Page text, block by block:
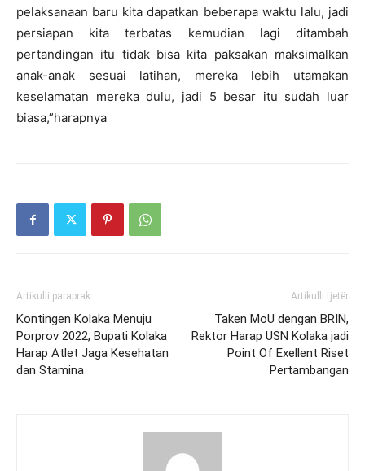
pelaksanaan baru kita dapatkan beberapa waktu lalu, jadi
persiapan kita terbatas kemudian lagi ditambah
pertandingan itu tidak bisa kita paksakan maksimalkan
anak-anak sesuai latihan, mereka lebih utamakan
keselamatan mereka dulu, jadi 5 besar itu sudah luar
biasa,”harapnya
Artikulli paraprak
Kontingen Kolaka Menuju
Porprov 2022, Bupati Kolaka
Harap Atlet Jaga Kesehatan
dan Stamina
Artikulli tjetër
Taken MoU dengan BRIN,
Rektor Harap USN Kolaka jadi
Point Of Exellent Riset
Pertambangan